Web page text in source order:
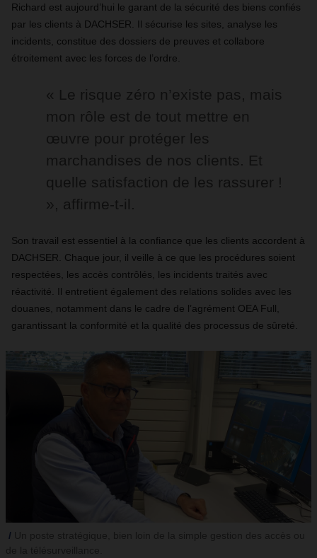
Richard est aujourd’hui le garant de la sécurité des biens confiés
par les clients à DACHSER. Il sécurise les sites, analyse les
incidents, constitue des dossiers de preuves et collabore
étroitement avec les forces de l’ordre.
« Le risque zéro n’existe pas, mais
mon rôle est de tout mettre en
œuvre pour protéger les
marchandises de nos clients. Et
quelle satisfaction de les rassurer !
», affirme-t-il.
Son travail est essentiel à la confiance que les clients accordent à
DACHSER. Chaque jour, il veille à ce que les procédures soient
respectées, les accès contrôlés, les incidents traités avec
réactivité. Il entretient également des relations solides avec les
douanes, notamment dans le cadre de l’agrément OEA Full,
garantissant la conformité et la qualité des processus de sûreté.